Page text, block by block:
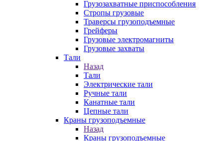
Грузозахватные приспособления
Стропы грузовые
Траверсы грузоподъемные
Грейферы
Грузовые электромагниты
Грузовые захваты
Тали
Назад
Тали
Электрические тали
Ручные тали
Канатные тали
Цепные тали
Краны грузоподъемные
Назад
Краны грузоподъемные